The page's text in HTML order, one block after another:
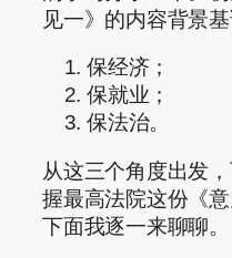
见一》的内容背景基
保经济；
保就业；
保法治。
从这三个角度出发
握最高法院这份《
下面我逐一来聊聊。